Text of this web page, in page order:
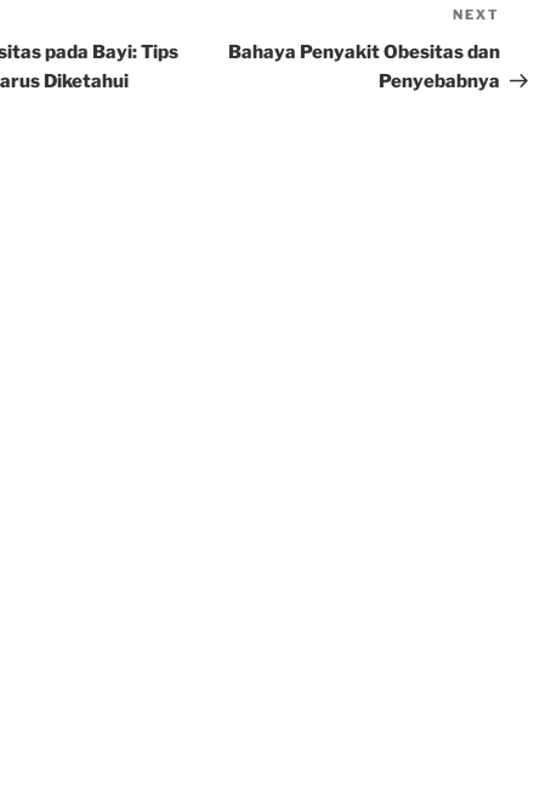
pada Bayi: Tips
Diketahui
Post
NEXT
Bahaya Penyakit Obesitas dan
Penyebabnya